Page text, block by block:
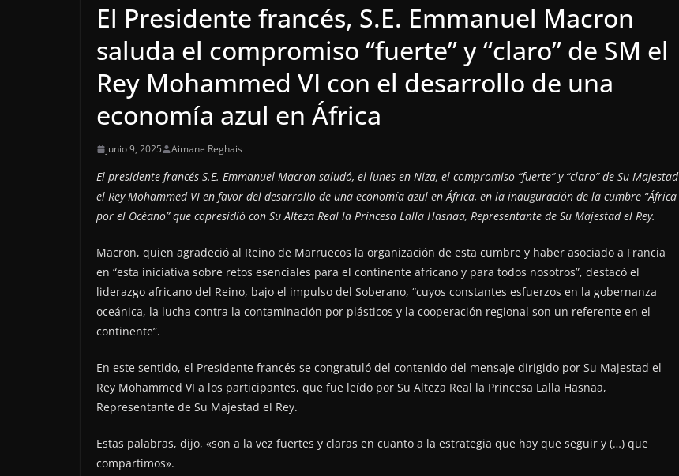
El Presidente francés, S.E. Emmanuel Macron
saluda el compromiso “fuerte” y “claro” de SM el
Rey Mohammed VI con el desarrollo de una
economía azul en África
junio 9, 2025 Aimane Reghais
El presidente francés S.E. Emmanuel Macron saludó, el lunes en Niza, el compromiso “fuerte” y “claro” de Su Majestad
el Rey Mohammed VI en favor del desarrollo de una economía azul en África, en la inauguración de la cumbre “África
por el Océano” que copresidió con Su Alteza Real la Princesa Lalla Hasnaa, Representante de Su Majestad el Rey.
Macron, quien agradeció al Reino de Marruecos la organización de esta cumbre y haber asociado a Francia
en “esta iniciativa sobre retos esenciales para el continente africano y para todos nosotros”, destacó el
liderazgo africano del Reino, bajo el impulso del Soberano, “cuyos constantes esfuerzos en la gobernanza
oceánica, la lucha contra la contaminación por plásticos y la cooperación regional son un referente en el
continente”.
En este sentido, el Presidente francés se congratuló del contenido del mensaje dirigido por Su Majestad el
Rey Mohammed VI a los participantes, que fue leído por Su Alteza Real la Princesa Lalla Hasnaa,
Representante de Su Majestad el Rey.
Estas palabras, dijo, «son a la vez fuertes y claras en cuanto a la estrategia que hay que seguir y (…) que
compartimos».